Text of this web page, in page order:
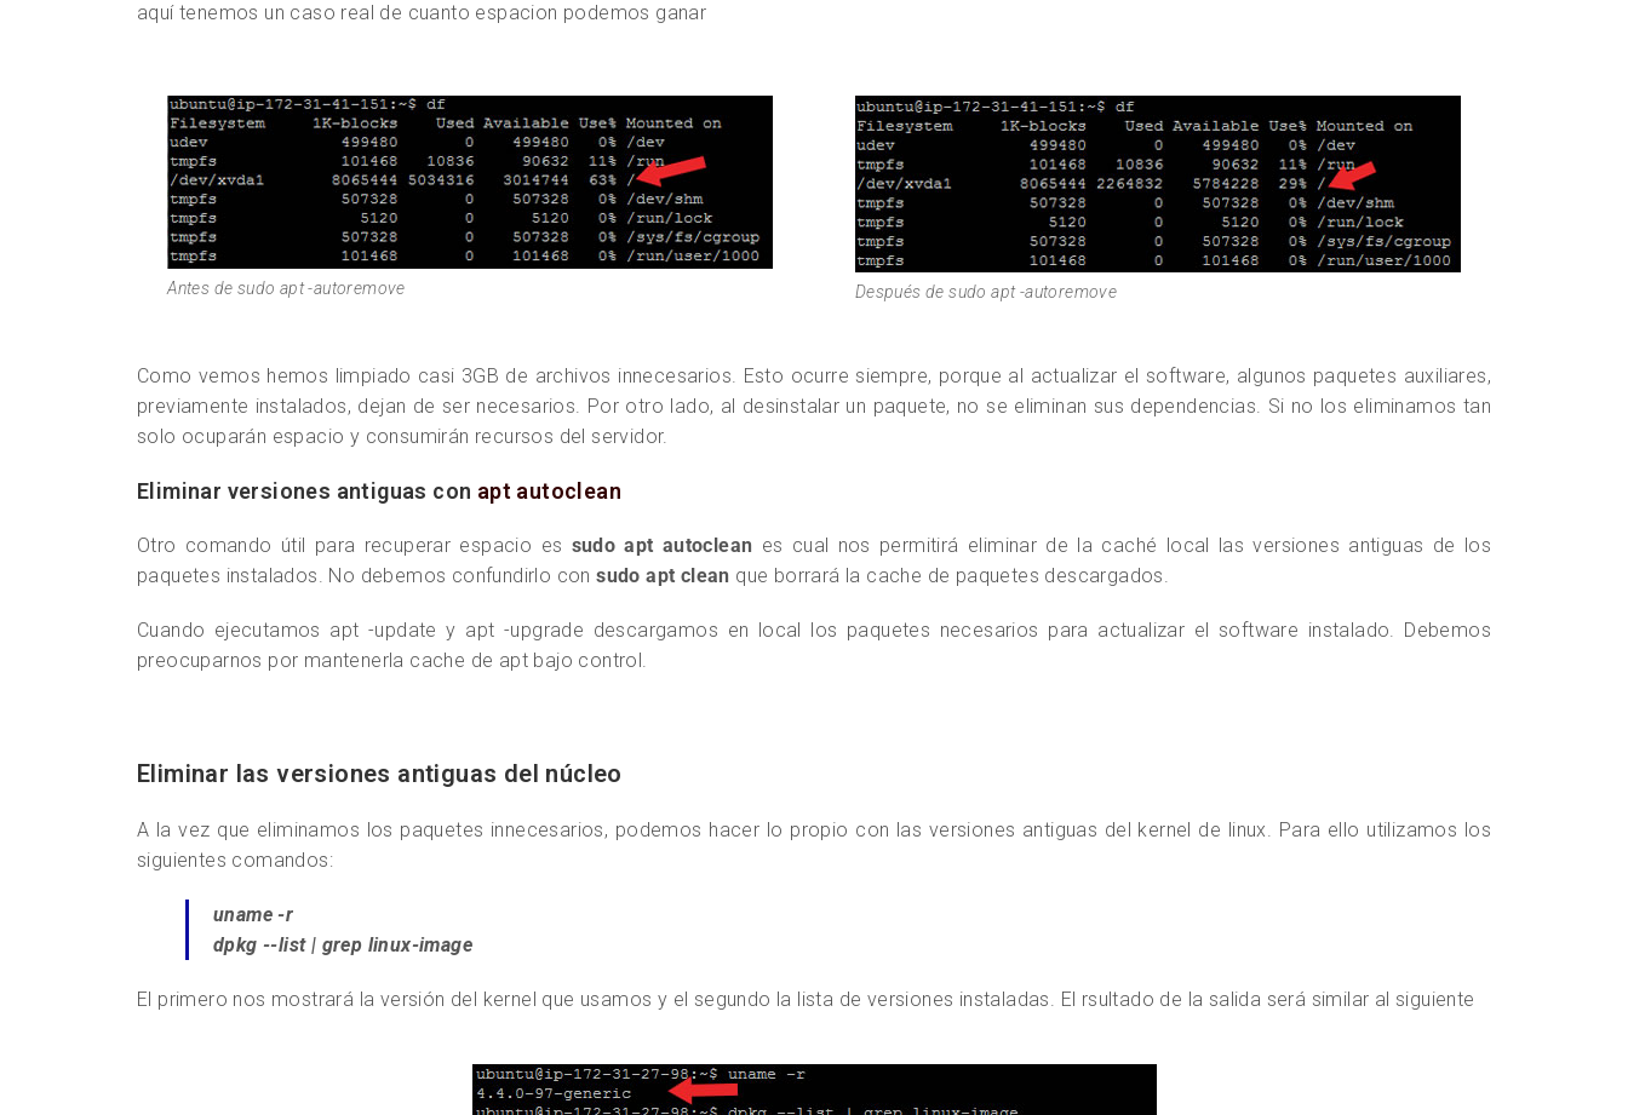
aquí tenemos un caso real de cuanto espacion podemos ganar
Antes de sudo apt -autoremove Después de sudo apt -autoremove
Como vemos hemos limpiado casi 3GB de archivos innecesarios. Esto ocurre siempre, porque al actualizar el software, algunos paquetes auxiliares,
previamente instalados, dejan de ser necesarios. Por otro lado, al desinstalar un paquete, no se eliminan sus dependencias. Si no los eliminamos tan
solo ocuparán espacio y consumirán recursos del servidor.
Eliminar versiones antiguas con apt autoclean
Otro comando útil para recuperar espacio es sudo apt autoclean es cual nos permitirá eliminar de la caché local las versiones antiguas de los
paquetes instalados. No debemos confundirlo consudo apt clean que borrará la cache de paquetes descargados.
Cuando ejecutamos apt -update y apt -upgrade descargamos en local los paquetes necesarios para actualizar el software instalado. Debemos
preocuparnos por mantenerla cache de apt bajo control.
Eliminar las versiones antiguas del núcleo
A la vez que eliminamos los paquetes innecesarios, podemos hacer lo propio con las versiones antiguas del kernel de linux. Para ello utilizamos los
siguientes comandos:
uname -r
dpkg --list | grep linux-image
El primero nos mostrará la versión del kernel que usamos y el segundo la lista de versiones instaladas. El rsultado de la salida será similar al siguiente